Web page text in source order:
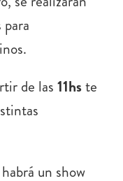
de las11hste
un show